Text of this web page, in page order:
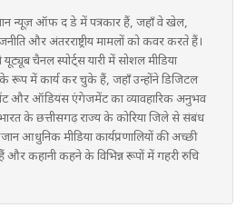
न्यूज़ ऑफ द डे में पत्रकार हैं, जहाँ वे खेल,
और अंतरराष्ट्रीय मामलों को कवर करते हैं।
चैनल स्पोर्ट्स यारी में सोशल मीडिया
के रूप में कार्य कर चुके हैं, जहाँ उन्होंने डिजिटल
और ऑडियंस एंगेजमेंट का व्यावहारिक अनुभव
भारत के छत्तीसगढ़ राज्य के कोरिया जिले से संबंध
आधुनिक मीडिया कार्यप्रणालियों की अच्छी
कहानी कहने के विभिन्न रूपों में गहरी रुचि